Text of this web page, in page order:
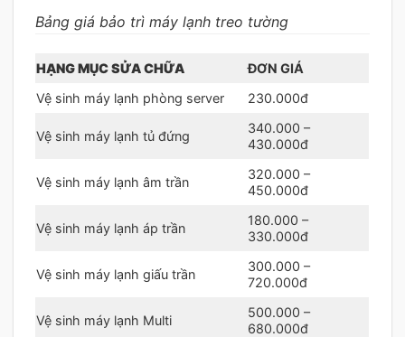
Bảng giá bảo trì máy lạnh treo tường
HẠNG MỤC SỬA CHỮA
ĐƠN GIÁ
Vệ sinh máy lạnh phòng server
230.000đ
Vệ sinh máy lạnh tủ đứng
340.000 –
430.000đ
Vệ sinh máy lạnh âm trần
320.000 –
450.000đ
Vệ sinh máy lạnh áp trần
180.000 –
330.000đ
Vệ sinh máy lạnh giấu trần
300.000 –
720.000đ
Vệ sinh máy lạnh Multi
500.000 –
680.000đ